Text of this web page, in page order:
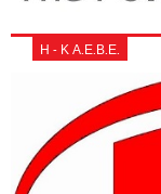
Η - Κ Α.Ε.Β.Ε.